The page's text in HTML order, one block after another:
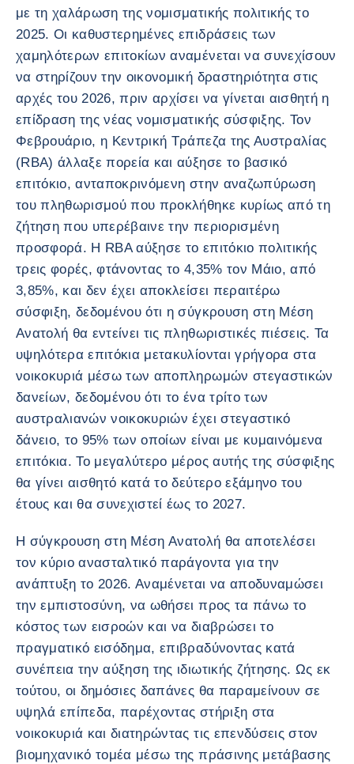
με τη χαλάρωση της νομισματικής πολιτικής το
2025. Οι καθυστερημένες επιδράσεις των
χαμηλότερων επιτοκίων αναμένεται να συνεχίσουν
να στηρίζουν την οικονομική δραστηριότητα στις
αρχές του 2026, πριν αρχίσει να γίνεται αισθητή η
επίδραση της νέας νομισματικής σύσφιξης. Τον
Φεβρουάριο, η Κεντρική Τράπεζα της Αυστραλίας
(RBA) άλλαξε πορεία και αύξησε το βασικό
επιτόκιο, ανταποκρινόμενη στην αναζωπύρωση
του πληθωρισμού που προκλήθηκε κυρίως από τη
ζήτηση που υπερέβαινε την περιορισμένη
προσφορά. Η RBA αύξησε το επιτόκιο πολιτικής
τρεις φορές, φτάνοντας το 4,35% τον Μάιο, από
3,85%, και δεν έχει αποκλείσει περαιτέρω
σύσφιξη, δεδομένου ότι η σύγκρουση στη Μέση
Ανατολή θα εντείνει τις πληθωριστικές πιέσεις. Τα
υψηλότερα επιτόκια μετακυλίονται γρήγορα στα
νοικοκυριά μέσω των αποπληρωμών στεγαστικών
δανείων, δεδομένου ότι το ένα τρίτο των
αυστραλιανών νοικοκυριών έχει στεγαστικό
δάνειο, το 95% των οποίων είναι με κυμαινόμενα
επιτόκια. Το μεγαλύτερο μέρος αυτής της σύσφιξης
θα γίνει αισθητό κατά το δεύτερο εξάμηνο του
έτους και θα συνεχιστεί έως το 2027.
Η σύγκρουση στη Μέση Ανατολή θα αποτελέσει
τον κύριο ανασταλτικό παράγοντα για την
ανάπτυξη το 2026. Αναμένεται να αποδυναμώσει
την εμπιστοσύνη, να ωθήσει προς τα πάνω το
κόστος των εισροών και να διαβρώσει το
πραγματικό εισόδημα, επιβραδύνοντας κατά
συνέπεια την αύξηση της ιδιωτικής ζήτησης. Ως εκ
τούτου, οι δημόσιες δαπάνες θα παραμείνουν σε
υψηλά επίπεδα, παρέχοντας στήριξη στα
νοικοκυριά και διατηρώντας τις επενδύσεις στον
βιομηχανικό τομέα μέσω της πράσινης μετάβασης